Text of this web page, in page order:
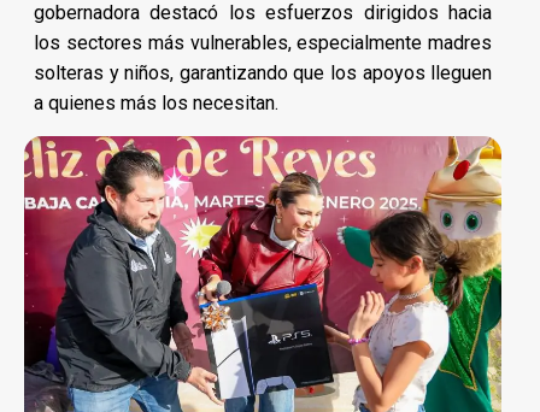
gobernadora destacó los esfuerzos dirigidos hacia
los sectores más vulnerables, especialmente madres
solteras y niños, garantizando que los apoyos lleguen
a quienes más los necesitan.